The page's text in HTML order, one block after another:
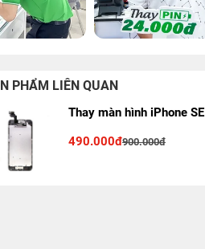
PHẨM LIÊN QUAN
Thay màn hình iPhone SE
490.000đ900.000đ